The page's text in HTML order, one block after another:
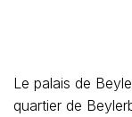
Le palais de
quartier de